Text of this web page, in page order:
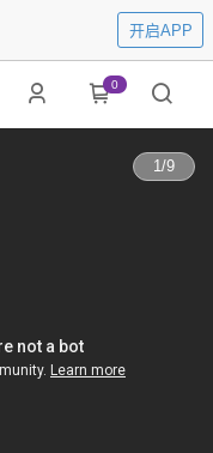
开启APP
0
1/9